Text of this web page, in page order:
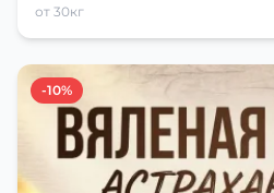
от 30кг
-10%